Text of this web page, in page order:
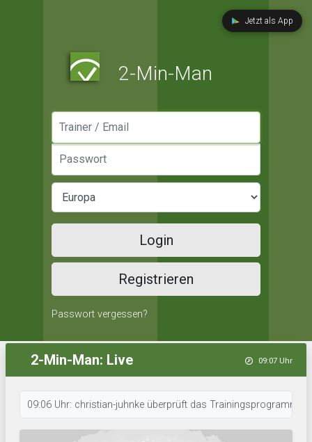
Jetzt als App
2-Min-Man
Login
Registrieren
Passwort vergessen?
2-Min-Man: Live 09:07 Uhr
09:06 Uhr: christian-juhnke überprüft das Trainingsprogramm. •